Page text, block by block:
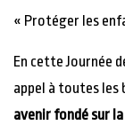
« Protéger les
En cette Journée
appel à toutes les
avenir fondé sur